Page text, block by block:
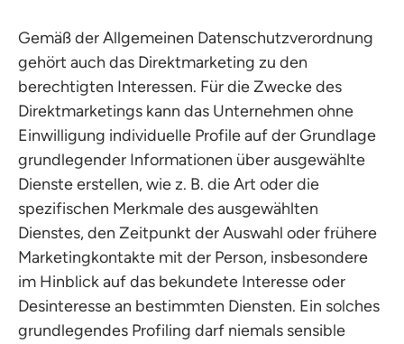
Gemäß der Allgemeinen Datenschutzverordnung
gehört auch das Direktmarketing zu den
berechtigten Interessen. Für die Zwecke des
Direktmarketings kann das Unternehmen ohne
Einwilligung individuelle Profile auf der Grundlage
grundlegender Informationen über ausgewählte
Dienste erstellen, wie z. B. die Art oder die
spezifischen Merkmale des ausgewählten
Dienstes, den Zeitpunkt der Auswahl oder frühere
Marketingkontakte mit der Person, insbesondere
im Hinblick auf das bekundete Interesse oder
Desinteresse an bestimmten Diensten. Ein solches
grundlegendes Profiling darf niemals sensible